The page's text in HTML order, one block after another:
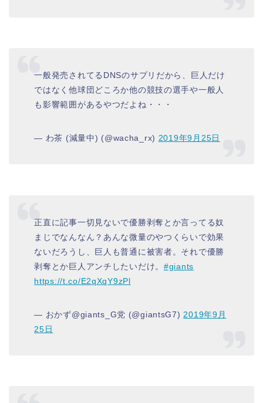
一般発売されてるDNSのサプリだから、巨人だけ
ではなく他球団どころか他の競技の選手や一般人
も影響範囲があるやつだよね・・・
— わ茶 (減量中) (@wacha_rx) 2019年9月25日
正直に記事一切見ないで優勝剥奪とか言ってる奴
まじでなんなん？あんな微量のやつくらいで効果
ないだろうし、巨人も普通に被害者。それで優勝
剥奪とか巨人アンチしたいだけ。 #giants
https://t.co/E2qXqY9zPl
— おかず@giants_G党 (@giantsG7) 2019年9月
25日